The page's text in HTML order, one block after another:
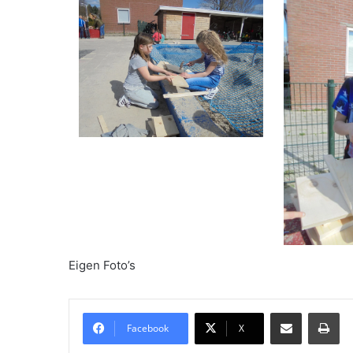
Eigen Foto’s
Facebook X
Delen via Email